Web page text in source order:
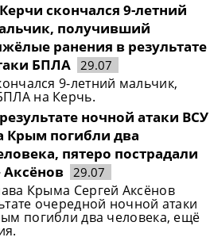
скончался 9-летний
получивший
ранения в результате
БПЛА
29.07
9-летний мальчик,
на Керчь.
ночной атаки ВСУ
Крым погибли два
пятеро пострадали
29.07
Крыма Сергей Аксёнов
очередной ночной атаки
погибли два человека, ещё